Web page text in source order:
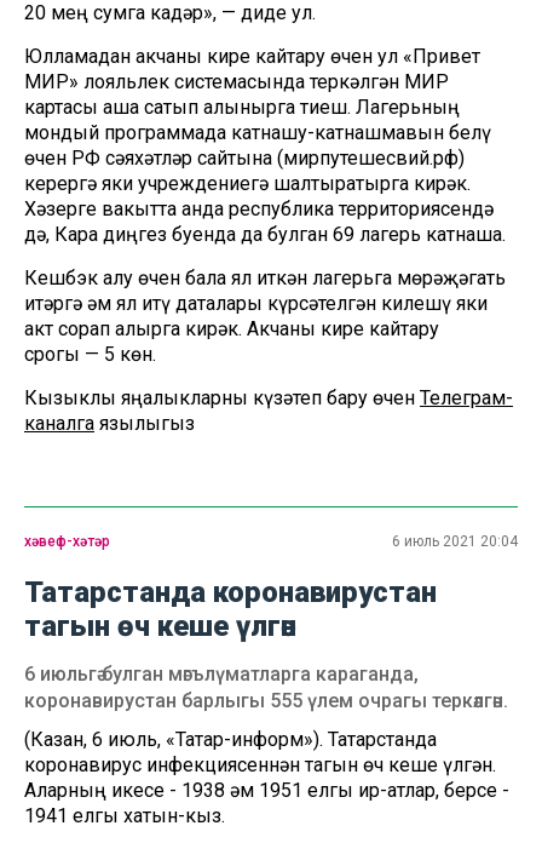
20 мең сумга кадәр», — диде ул.
Юлламадан акчаны кире кайтару өчен ул «Привет
МИР» лояльлек системасында теркәлгән МИР
картасы аша сатып алынырга тиеш. Лагерьның
мондый программада катнашу-катнашмавын белү
өчен РФ сәяхәтләр сайтына (мирпутешесвий.рф)
керергә яки учреждениегә шалтыратырга кирәк.
Хәзерге вакытта анда республика территориясендә
дә, Кара диңгез буенда да булган 69 лагерь катнаша.
Кешбэк алу өчен бала ял иткән лагерьга мөрәҗәгать
итәргә һәм ял итү даталары күрсәтелгән килешү яки
акт сорап алырга кирәк. Акчаны кире кайтару
срогы — 5 көн.
Кызыклы яңалыкларны күзәтеп бару өчен Телеграм-
каналга язылыгыз
хәвеф-хәтәр 6 июль 2021 20:04
Татарстанда коронавирустан
тагын өч кеше үлгән
6 июльгә булган мәгълүматларга караганда,
коронавирустан барлыгы 555 үлем очрагы теркәлгән.
(Казан, 6 июль, «Татар-информ»). Татарстанда
коронавирус инфекциясеннән тагын өч кеше үлгән.
Аларның икесе - 1938 һәм 1951 елгы ир-атлар, берсе -
1941 елгы хатын-кыз.